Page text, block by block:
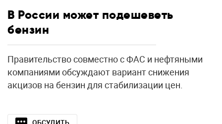
В России может подешеветь
бензин
Правительство совместно с ФАС и нефтяными
компаниями обсуждают вариант снижения
акцизов на бензин для стабилизации цен.